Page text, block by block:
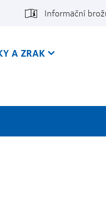
Informační
A ZRAK